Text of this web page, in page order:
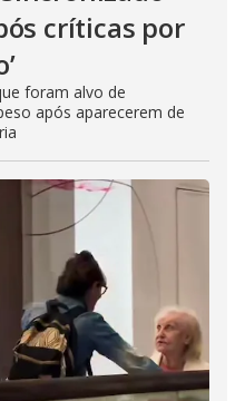
críticas por
foram alvo de
após aparecerem de